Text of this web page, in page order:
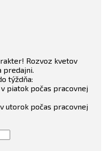
Rozvoz kvetov
predajni.
týždňa:
piatok počas pracovnej
utorok počas pracovnej